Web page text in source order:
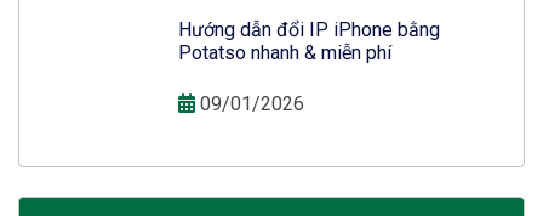
Hướng dẫn đổi IP iPhone bằng
Potatso nhanh & miễn phí
09/01/2026